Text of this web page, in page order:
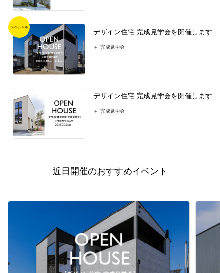
デザイン住宅 完成見学会を開催します
完成見学会
デザイン住宅 完成見学会を開催します
完成見学会
近日開催のおすすめイベント